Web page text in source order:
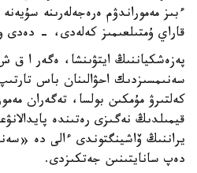
ءبىز مەموراندۋم ەرەجەلەرىنە
قاراي ۇمتىلعىمىز كەلەدى، - دەدى
پەزەشكياننىڭ ايتۋىنشا، ەگەر ا ق
سەنىمسىزدىك احۋالىنان باس
كەلتىرۋ مۇمكىن بولسا، تەگەران
قيمىلدىڭ نەگىزى رەتىندە
يراننىڭ ۆاشينگتوندى ءالى دە
دەپ سانايتىنىن جەتكىزدى.